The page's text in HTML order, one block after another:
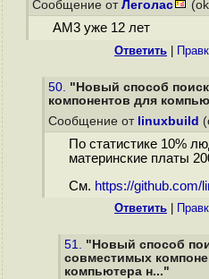
Сообщение от Леголас
AM3 уже 12 лет
Ответить
50. "Новый способ
компонентов для
Сообщение от linuxbuild
По статистике 10%
материнские платы
См. https://github.com/
Ответить
51. "Новый способ
совместимых
компьютера н..."